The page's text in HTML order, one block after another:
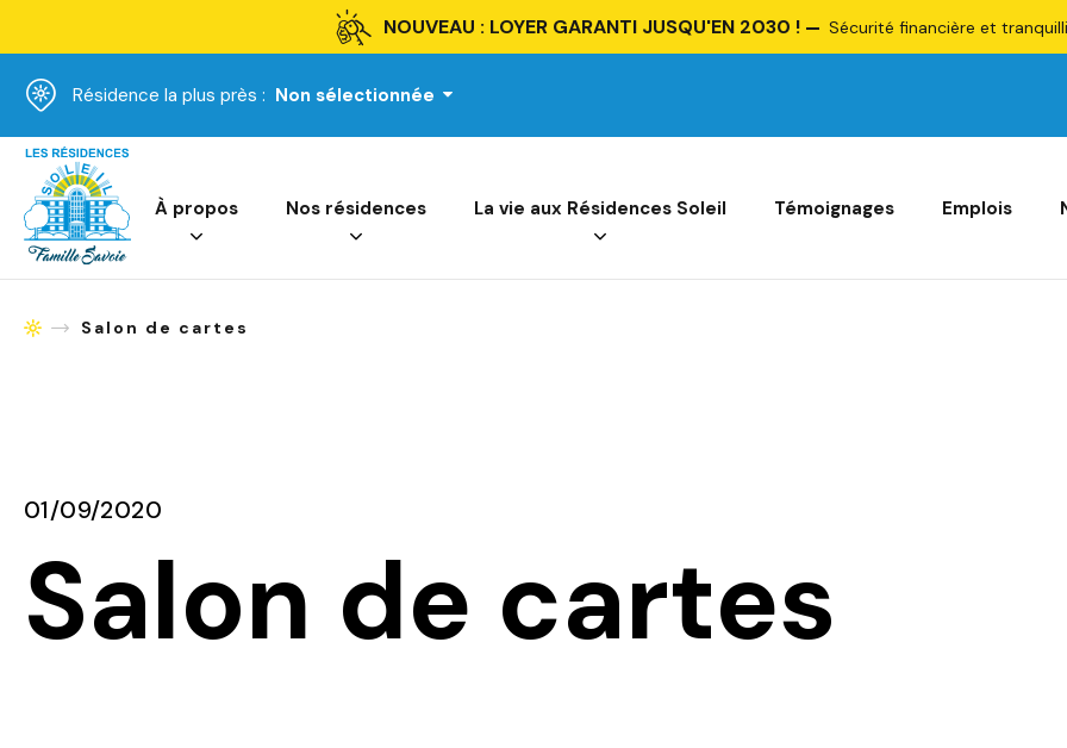
NOUVEAU : LOYER GARANTI JUSQU'EN 2030 ! Sécurité financière et
Résidence la plus près : Non sélectionnée
Accueil
À propos Nos résidences La vie aux Résidences Soleil Témoignages Emplois
AccueilSalon de cartes
01/09/2020
Salon de cartes